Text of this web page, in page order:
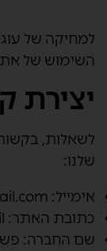
למחיקה של
השימוש של
יצירת
לשאלות,
שלנו:
אימייל:
כתובת האתר:
שם החברה: